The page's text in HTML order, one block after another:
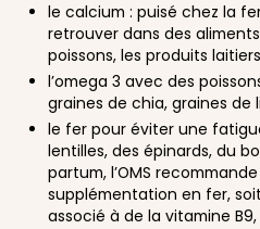
le calcium : puisé chez la
retrouver dans des
poissons, les produits
l’omega 3 avec des
graines de chia, graines de
le fer pour éviter une
lentilles, des épinards, du
partum, l’OMS
supplémentation en fer,
associé à de la vitamine B9,